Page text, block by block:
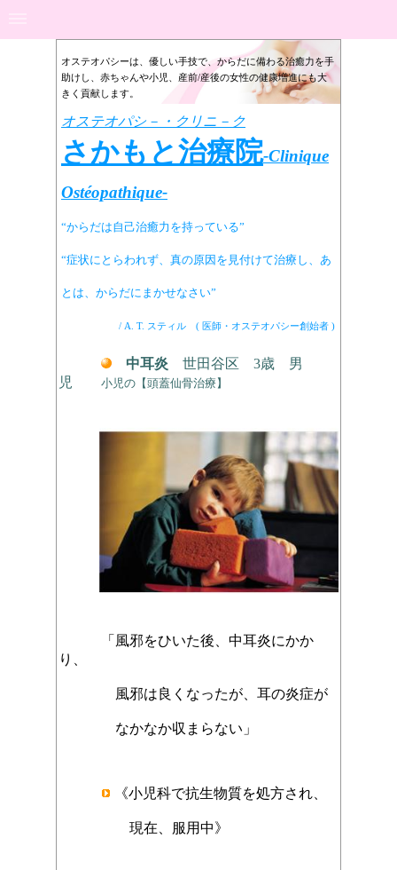
オステオパシーは、優しい手技で、からだに備わる治癒力を手
助けし、赤ちゃんや小児、産前/産後の女性の健康増進にも大
きく貢献します。
オステオパシ－・クリニ－ク
さかもと治療院-Clinique
Ostéopathique-
“からだは自己治癒力を持っている”
“症状にとらわれず、 真の原因を見付けて治療し、あ
と は、からだにまかせなさい”
/ A. T. スティル ( 医師・オステオパシー創始者 )
中耳炎 世田谷区 3歳 男
児
小児の【頭蓋仙骨治療】
「風邪をひいた後、中耳炎にかか
り、
風邪は良くなったが、耳の炎症が
なかなか収まらない」
《小児科で抗生物質を処方され、
現在、服用中》